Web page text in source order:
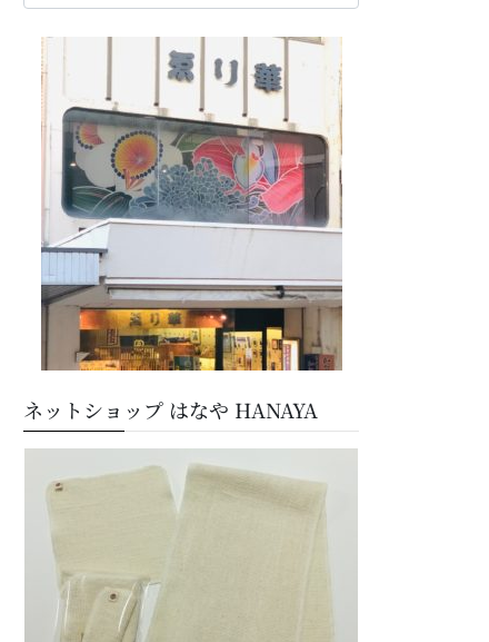
テ
ネットショップ はなや HANAYA